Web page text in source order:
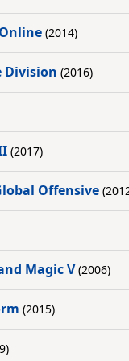
(2014)
Division (2016)
(2017)
Offensive
Magic V(2006)
(2015)